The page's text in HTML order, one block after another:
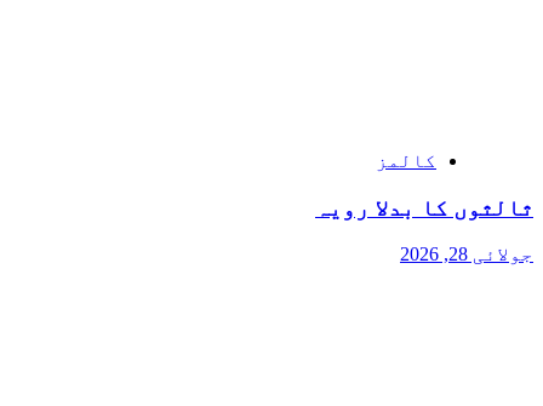
کالمز
ثالثوں کا بدلا رویہ
جولائی 28, 2026